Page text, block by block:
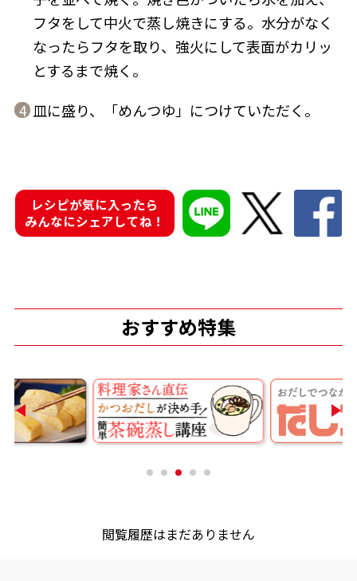
おすすめサイト
フタをして中火で蒸し焼きにする。水分がなく
なったらフタを取り、強火にして表面がカリッ
とするまで焼く。
4 皿に盛り、「めんつゆ」につけていただく。
レシピが気に入ったら
みんなにシェアしてね！
おすすめ特集
閲覧履歴はまだありません